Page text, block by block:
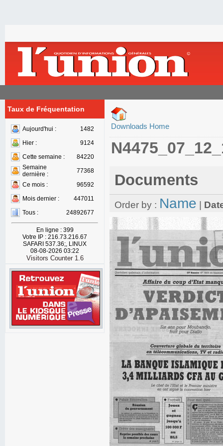
Taux de Fréquentation
Aujourd'hui :
1482
Hier :
9124
Cette semaine :
84220
Semaine
dernière :
77368
Ce mois :
96592
Mois dernier :
447011
Tous :
24892677
En ligne : 399
Votre IP : 216.73.216.67
SAFARI 537.36;, LINUX
08-08-2026 03:22
Visitors Counter 1.6
Downloads Home
Documents
Order by : Name